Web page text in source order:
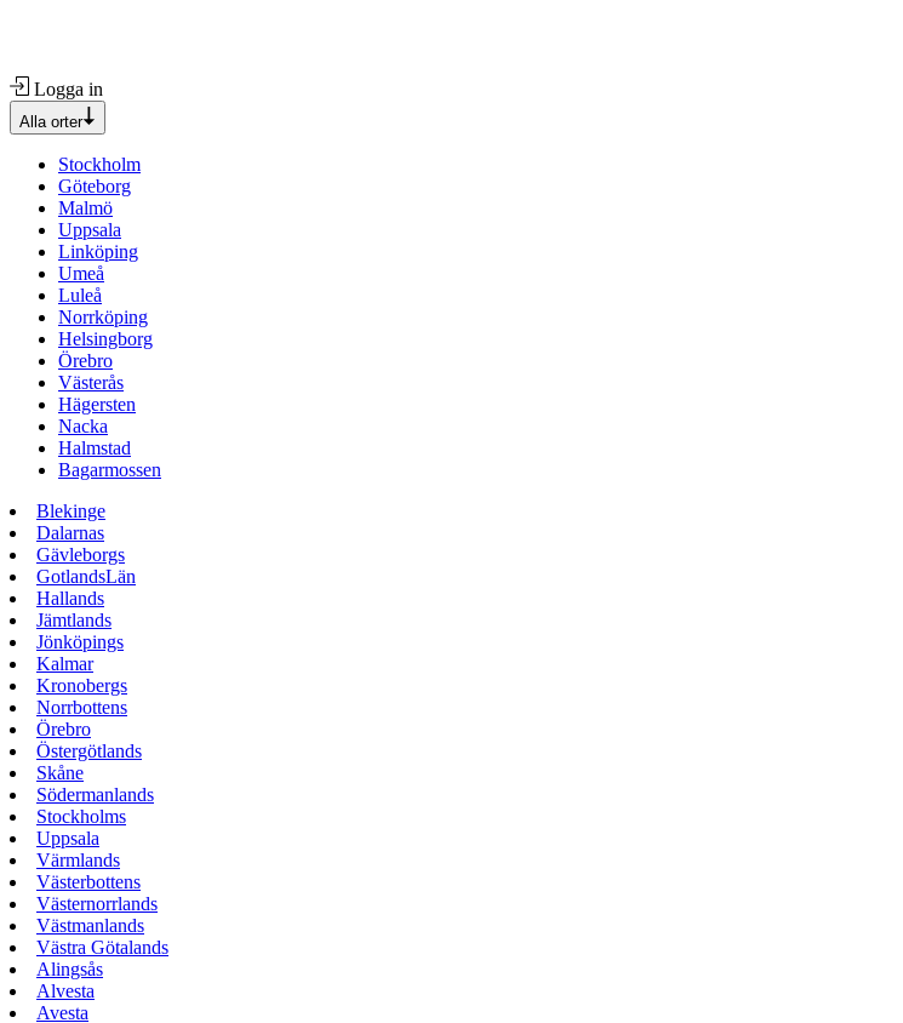
Logga in
Alla orter
Stockholm
Göteborg
Malmö
Uppsala
Linköping
Umeå
Luleå
Norrköping
Helsingborg
Örebro
Västerås
Hägersten
Nacka
Halmstad
Bagarmossen
Blekinge
Dalarnas
Gävleborgs
GotlandsLän
Hallands
Jämtlands
Jönköpings
Kalmar
Kronobergs
Norrbottens
Örebro
Östergötlands
Skåne
Södermanlands
Stockholms
Uppsala
Värmlands
Västerbottens
Västernorrlands
Västmanlands
Västra Götalands
Alingsås
Alvesta
Avesta